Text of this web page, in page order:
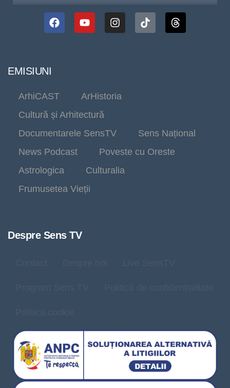
EMISIUNI
ArhiCAST
ArHistoria
Cultură și Arhitectură
Documentarele SensTV
Sens Național
News Podcast
Poveste cu Oreste
Astrologica
Culturalia
Frumusetea Vieții
Despre Sens TV